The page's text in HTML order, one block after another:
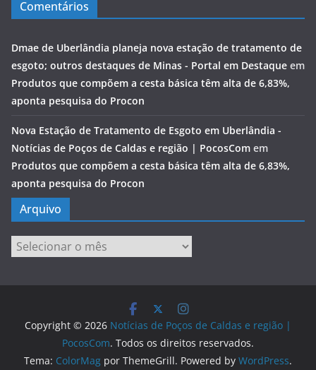
Comentários
Dmae de Uberlândia planeja nova estação de tratamento de
esgoto; outros destaques de Minas - Portal em Destaque em
Produtos que compõem a cesta básica têm alta de 6,83%,
aponta pesquisa do Procon
Nova Estação de Tratamento de Esgoto em Uberlândia -
Notícias de Poços de Caldas e região | PocosCom em
Produtos que compõem a cesta básica têm alta de 6,83%,
aponta pesquisa do Procon
Arquivo
Arquivo
Copyright © 2026 Notícias de Poços de Caldas e região |
PocosCom. Todos os direitos reservados.
Tema: ColorMag por ThemeGrill. Powered by WordPress.